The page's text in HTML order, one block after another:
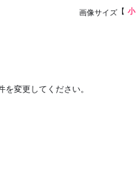
画像サイズ
変更してください。